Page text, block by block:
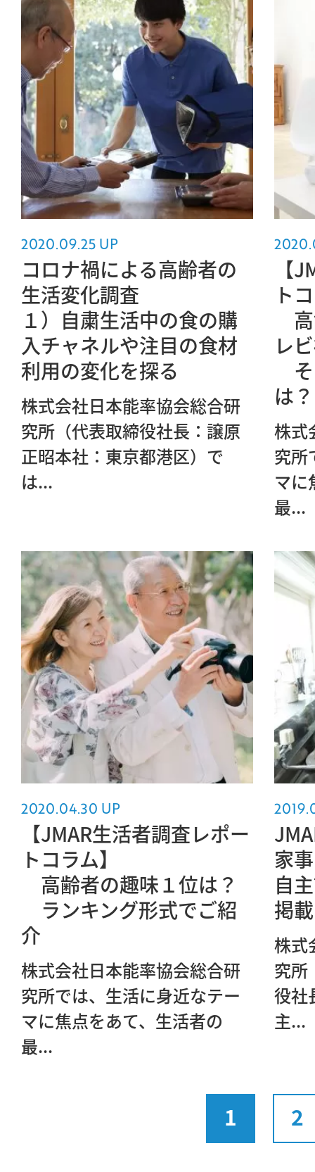
2020.09.25 UP
コロナ禍による高齢者の
生活変化調査
１）自粛生活中の食の購
入チャネルや注目の食材
利用の変化を探る
株式会社日本能率協会総合研
究所（代表取締役社長：譲原
正昭本社：東京都港区）で
は...
【
ト
高
レ
そ
は？
株式
究所
マに
最...
2020.04.30 UP
【JMAR生活者調査レポー
トコラム】
高齢者の趣味１位は？
ランキング形式でご紹
介
株式会社日本能率協会総合研
究所では、生活に身近なテー
マに焦点をあて、生活者の
最...
家
自
掲
株式
究所
役社
主...
1 2